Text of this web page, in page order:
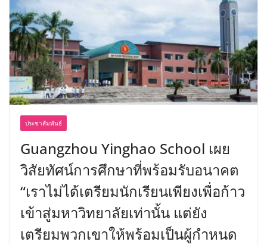
ประชาสัมพันธ์
Guangzhou Yinghao School เผย
วิสัยทัศน์การศึกษาที่พร้อมรับอนาคต
“เราไม่ได้เตรียมนักเรียนเพียงเพื่อก้าว
เข้าสู่มหาวิทยาลัยเท่านั้น แต่ยัง
เตรียมพวกเขาให้พร้อมเป็นผู้กำหนด